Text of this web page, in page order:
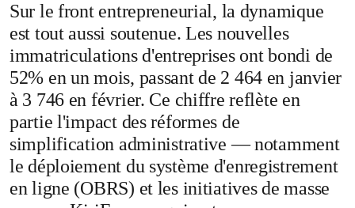
Sur le front entrepreneurial, la dynamique
est tout aussi soutenue. Les nouvelles
immatriculations d'entreprises ont bondi de
52% en un mois, passant de 2 464 en janvier
à 3 746 en février. Ce chiffre reflète en
partie l'impact des réformes de
simplification administrative — notamment
le déploiement du système d'enregistrement
en ligne (OBRS) et les initiatives de masse